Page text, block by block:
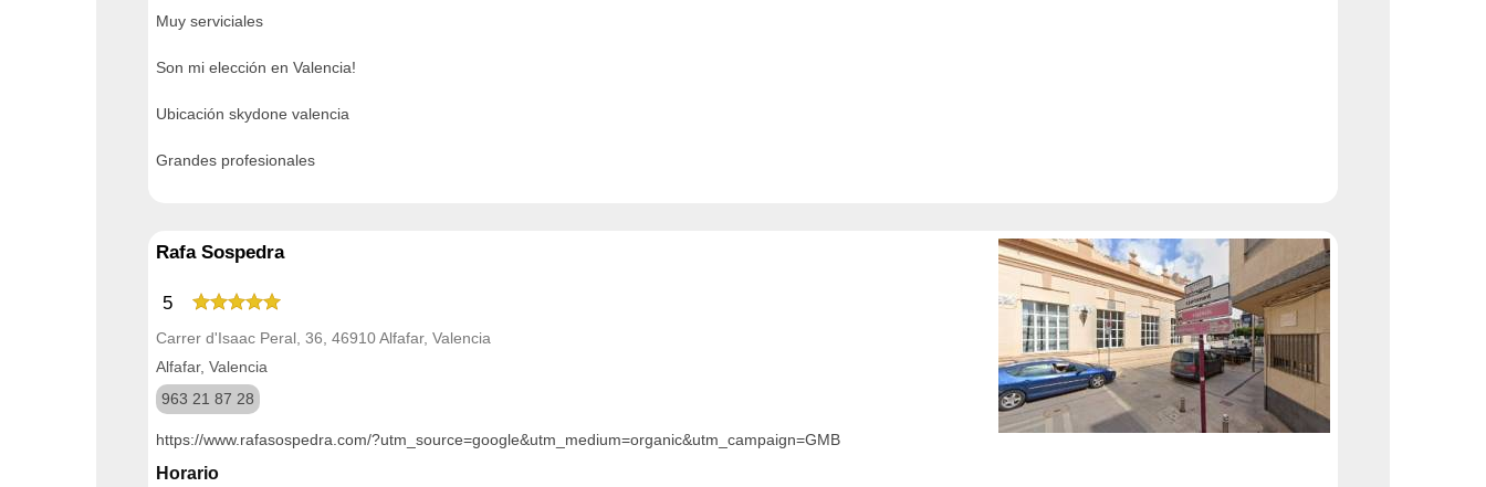
Muy serviciales
Son mi elección en Valencia!
Ubicación skydone valencia
Grandes profesionales
Rafa Sospedra
5
Carrer d'Isaac Peral, 36, 46910 Alfafar, Valencia
Alfafar, Valencia
963 21 87 28
https://www.rafasospedra.com/?utm_source=google&utm_medium=organic&utm_campaign=GMB
Horario